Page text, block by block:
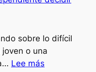
sobre lo difícil
o una
Lee más